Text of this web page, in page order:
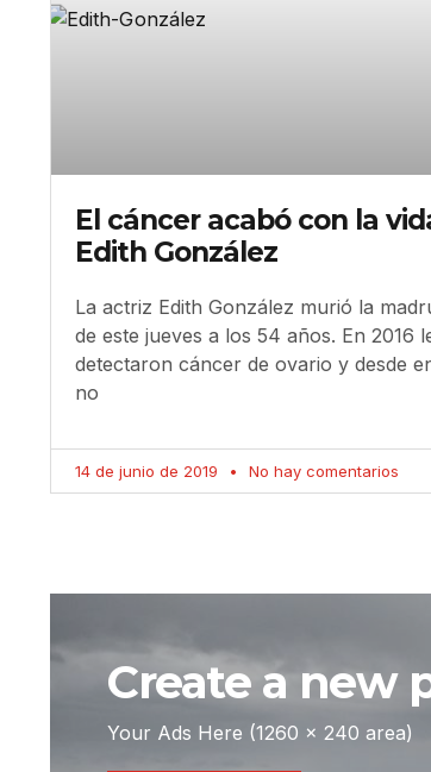
El cáncer acabó con la
Edith González
La actriz Edith González murió la
de este jueves a los 54 años. En 2016
detectaron cáncer de ovario y desde
no
14 de junio de 2019 No hay comentarios
Create a new
Your Ads Here (1260 x 240 area)